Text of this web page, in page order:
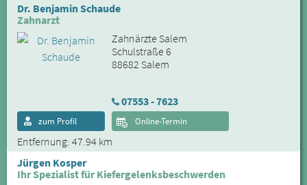
Dr. Benjamin Schaude
Zahnarzt
Zahnärzte Salem
Schulstraße 6
88682 Salem
07553 - 7623
Entfernung: 47.94 km
zum Profil Online-Termin
Jürgen Kosper
Ihr Spezialist für Kiefergelenksbeschwerden